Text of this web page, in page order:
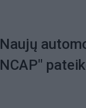
Naujų
NCAP"